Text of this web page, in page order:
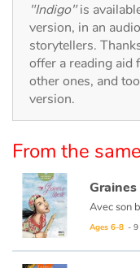
Daily life and hobbies
At school
Festivals and events
Love and friendship
Social issues
Emotions and feelings
"Indigo"is
version, in an
storytellers.
offer a reading aid
other ones, and
version.
From the
Ages 6-8 - 9